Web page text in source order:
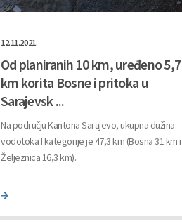
12.11.2021.
Od planiranih 10 km, uređeno 5,7
km korita Bosne i pritoka u
Sarajevsk ...
Na području Kantona Sarajevo, ukupna dužina
vodotoka I kategorije je 47,3 km (Bosna 31 km i
Željeznica 16,3 km).